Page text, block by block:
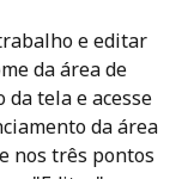
e editar
da área de
tela e acesse
da área
nos três pontos